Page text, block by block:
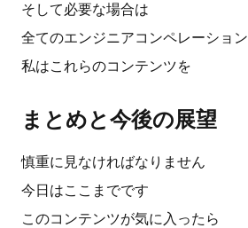
そして必要な場合は
全てのエンジニアコンペレーション
私はこれらのコンテンツを
まとめと今後の展望
慎重に見なければなりません
今日はここまでです
このコンテンツが気に入ったら